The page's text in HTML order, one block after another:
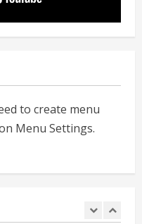
to create menu
Menu Settings.
नंद लाल का निधन